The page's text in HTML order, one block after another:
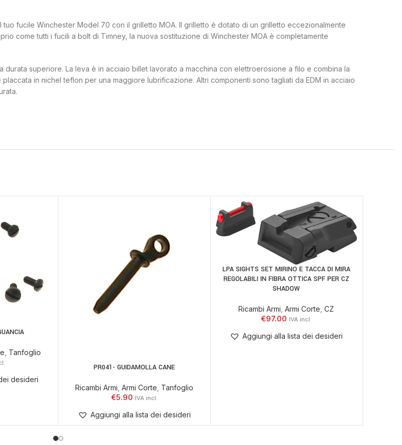
fucile Winchester Model 70 con il grilletto MOA. Il grilletto è dotato di un grilletto eccezionalmente
come tutti i fucili a bolt di Timney, la nuova sostituzione di Winchester MOA è completamente
superiore. La leva è in acciaio billet lavorato a macchina con elettroerosione a filo e combina la
in nichel teflon per una maggiore lubrificazione. Altri componenti sono tagliati da EDM in acciaio
Tanfoglio
desideri
AGGIUNGI AL CARRELLO
PR041- GUIDAMOLLA CANE
Ricambi Armi Armi Corte Tanfoglio
€5.90
Aggiungi alla lista dei desideri
AGGIUNGI AL CARRELLO
LPA SIGHTS SET MIRINO E TACCA DI MIRA
REGOLABILI IN FIBRA OTTICA SPF PER CZ
SHADOW
Ricambi Armi,Armi Corte,CZ
€97.00
Aggiungi alla lista dei desideri